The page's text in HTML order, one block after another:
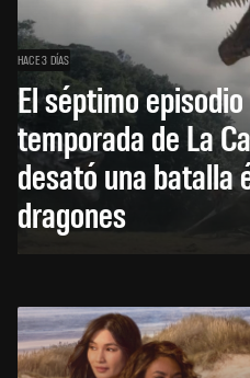
HACE 3 DÍAS
El séptimo
temporada de La
desató una batalla
dragones